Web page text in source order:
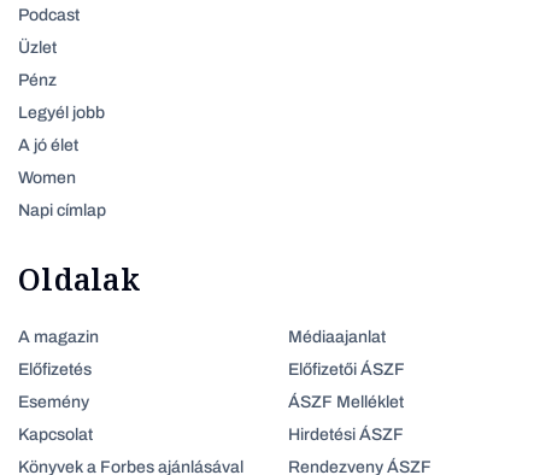
Podcast
Üzlet
Pénz
Legyél jobb
A jó élet
Women
Napi címlap
Oldalak
A magazin
Előfizetés
Esemény
Kapcsolat
Könyvek a Forbes ajánlásával
Médiaajanlat
Előfizetői ÁSZF
ÁSZF Melléklet
Hirdetési ÁSZF
Rendezveny ÁSZF